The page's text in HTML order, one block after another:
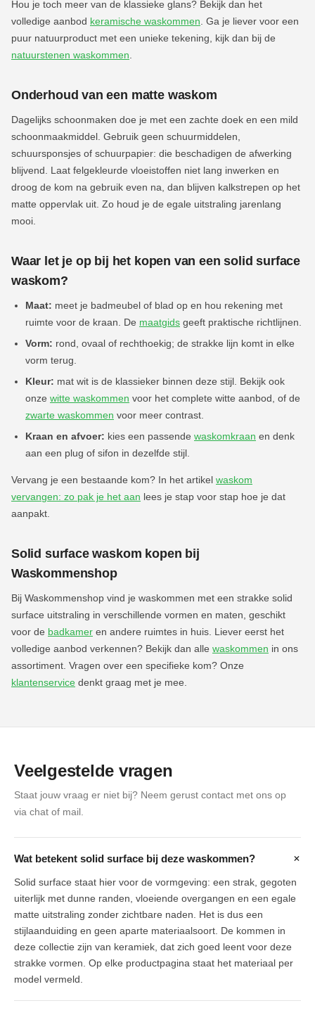
Hou je toch meer van de klassieke glans? Bekijk dan het
volledige aanbod keramische waskommen. Ga je liever voor een
puur natuurproduct met een unieke tekening, kijk dan bij de
natuurstenen waskommen.
Onderhoud van een matte waskom
Dagelijks schoonmaken doe je met een zachte doek en een mild
schoonmaakmiddel. Gebruik geen schuurmiddelen,
schuursponsjes of schuurpapier: die beschadigen de afwerking
blijvend. Laat felgekleurde vloeistoffen niet lang inwerken en
droog de kom na gebruik even na, dan blijven kalkstrepen op het
matte oppervlak uit. Zo houd je de egale uitstraling jarenlang
mooi.
Waar let je op bij het kopen van een solid surface
waskom?
Maat: meet je badmeubel of blad op en hou rekening met
ruimte voor de kraan. De maatgids geeft praktische richtlijnen.
Vorm: rond, ovaal of rechthoekig; de strakke lijn komt in elke
vorm terug.
Kleur: mat wit is de klassieker binnen deze stijl. Bekijk ook
onze witte waskommen voor het complete witte aanbod, of de
zwarte waskommen voor meer contrast.
Kraan en afvoer: kies een passende waskomkraan en denk
aan een plug of sifon in dezelfde stijl.
Vervang je een bestaande kom? In het artikel waskom
vervangen: zo pak je het aan lees je stap voor stap hoe je dat
aanpakt.
Solid surface waskom kopen bij
Waskommenshop
Bij Waskommenshop vind je waskommen met een strakke solid
surface uitstraling in verschillende vormen en maten, geschikt
voor de badkamer en andere ruimtes in huis. Liever eerst het
volledige aanbod verkennen? Bekijk dan alle waskommen in ons
assortiment. Vragen over een specifieke kom? Onze
klantenservice denkt graag met je mee.
Veelgestelde vragen
Staat jouw vraag er niet bij? Neem gerust contact met ons op
via chat of mail.
Wat betekent solid surface bij deze waskommen? +
Solid surface staat hier voor de vormgeving: een strak, gegoten
uiterlijk met dunne randen, vloeiende overgangen en een egale
matte uitstraling zonder zichtbare naden. Het is dus een
stijlaanduiding en geen aparte materiaalsoort. De kommen in
deze collectie zijn van keramiek, dat zich goed leent voor deze
strakke vormen. Op elke productpagina staat het materiaal per
model vermeld.